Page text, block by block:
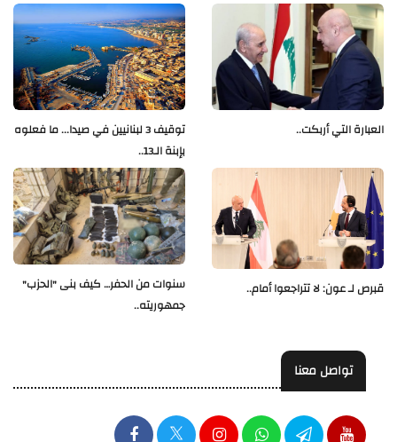
توقيف 3 لبنانيين في صيدا... ما فعلوه
بإبنة الـ13..
العبارة التي أربكت..
سنوات من الحفر… كيف بنى "الحزب"
جمهوريته..
قبرص لـ عون: لا تتراجعوا أمام..
تواصل معنا